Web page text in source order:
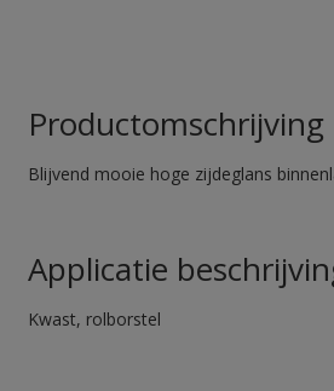
Productomschrijving
Blijvend mooie hoge zijdeglans
Applicatie
Kwast, rolborstel